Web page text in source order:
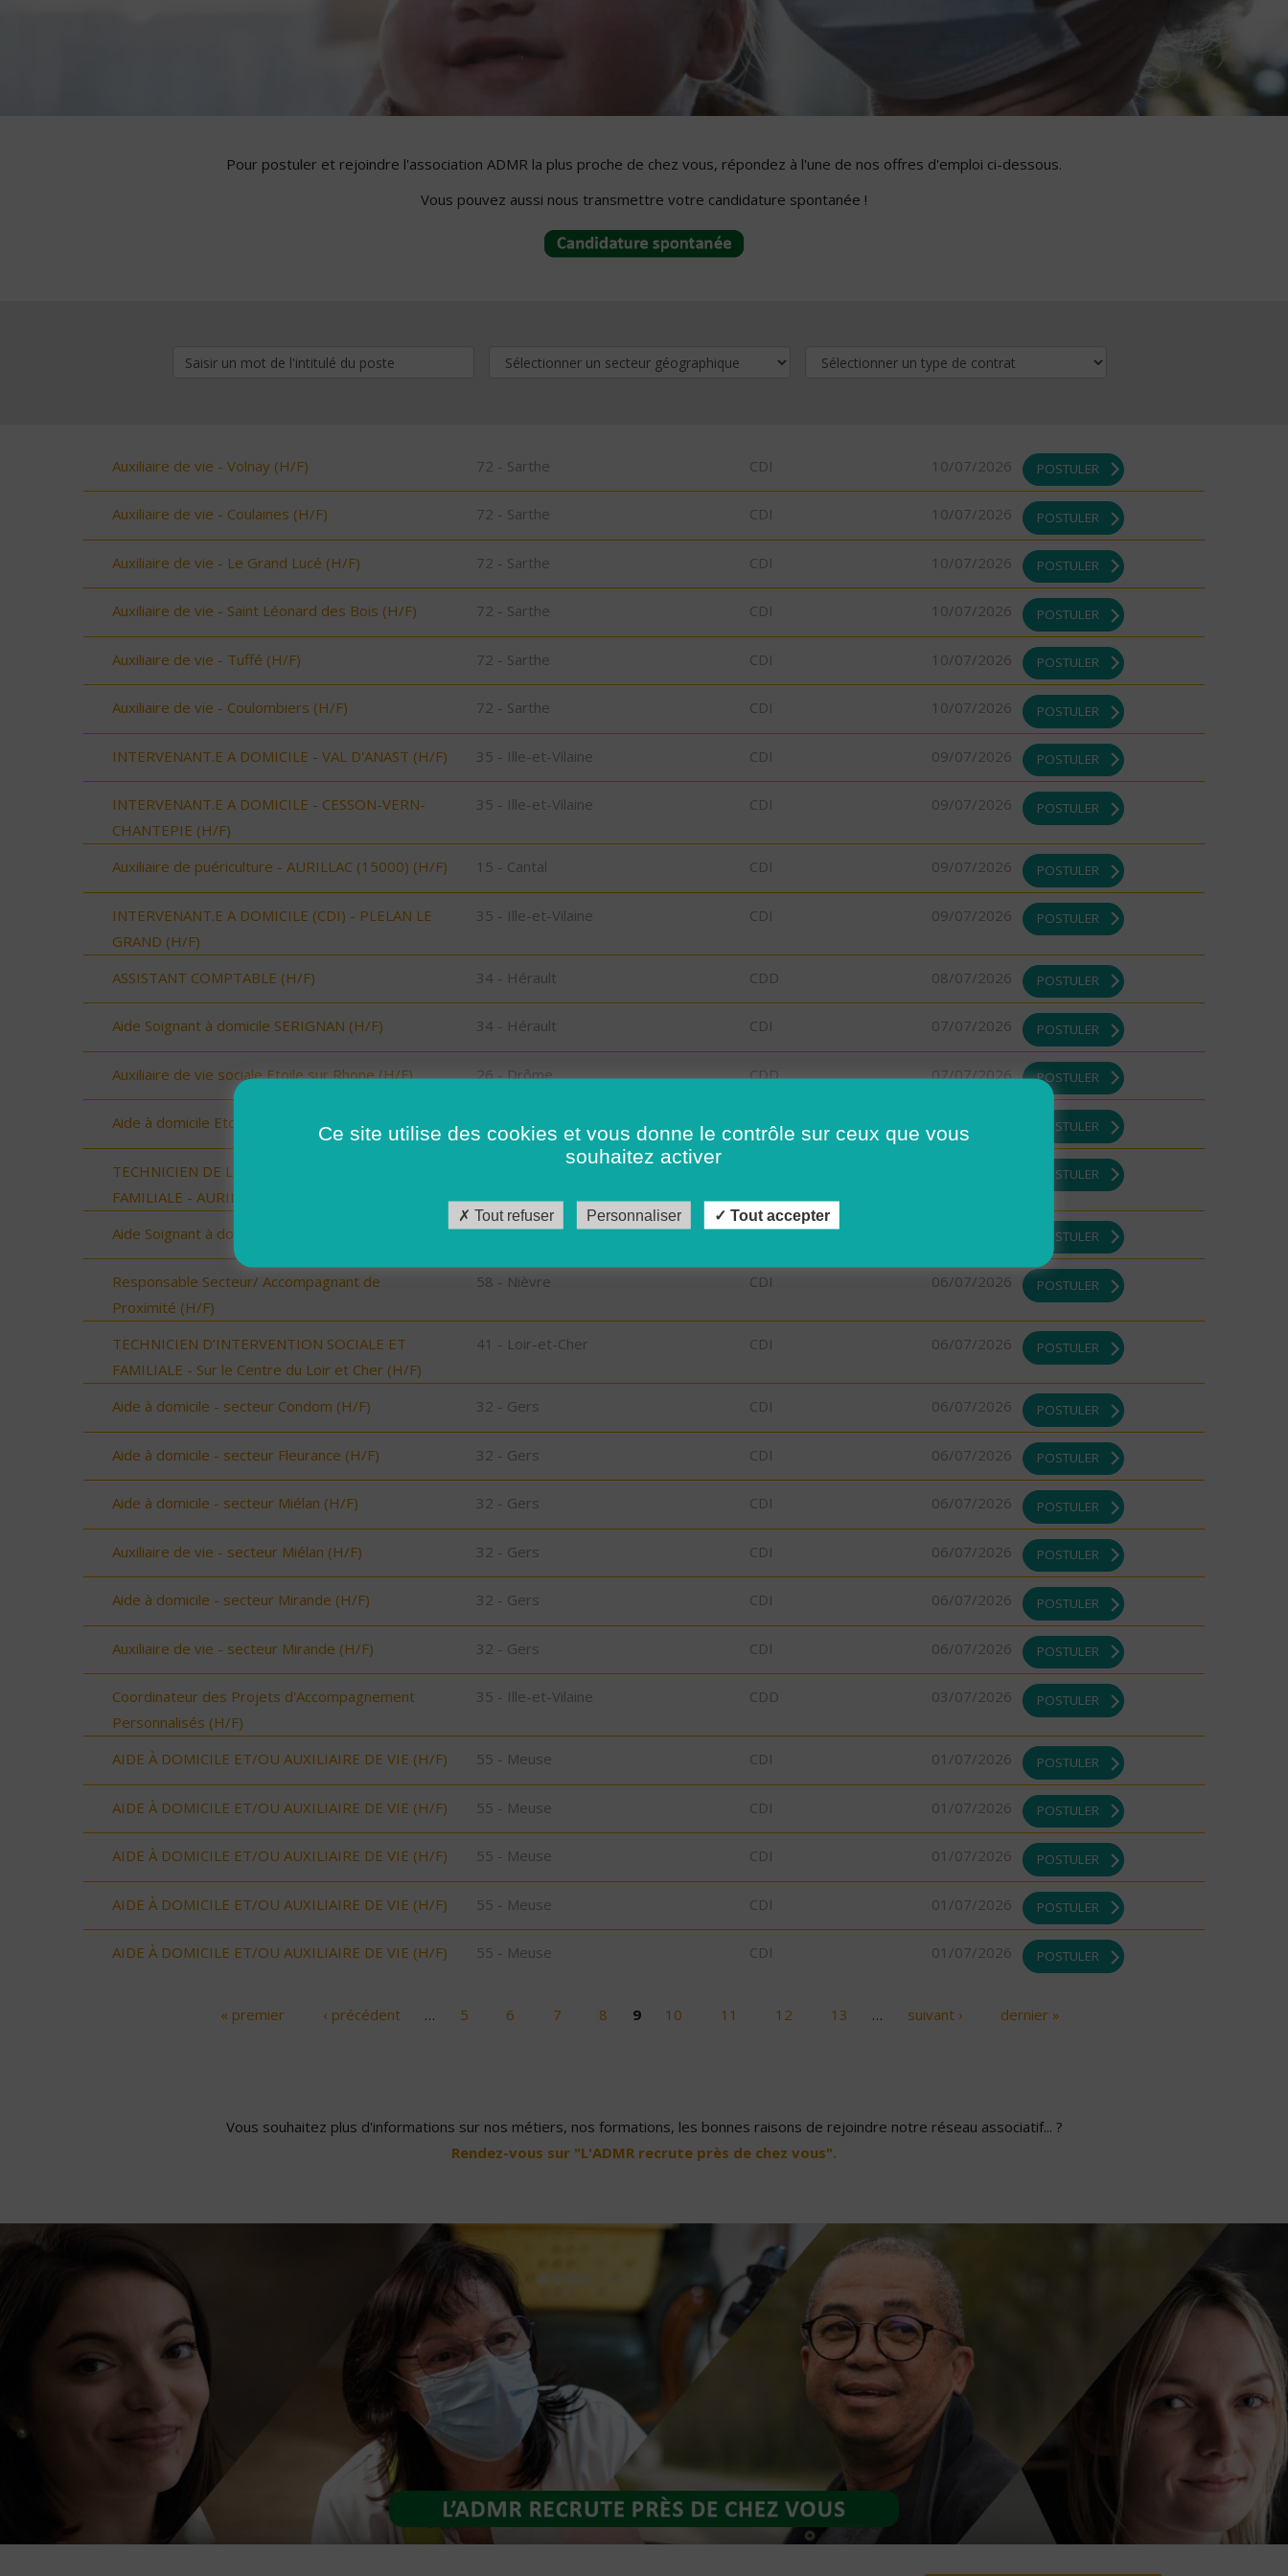
Pour postuler et rejoindre l'association ADMR la plus proche de chez vous, répondez à l'une de nos offres d'emploi ci-dessous.
Vous pouvez aussi nous transmettre votre candidature spontanée !
Auxiliaire de vie - Volnay (H/F) 72 - Sarthe CDI 10/07/2026 POSTULER
Auxiliaire de vie - Coulaines (H/F) 72 - Sarthe CDI 10/07/2026 POSTULER
Auxiliaire de vie - Le Grand Lucé (H/F) 72 - Sarthe CDI 10/07/2026 POSTULER
Auxiliaire de vie - Saint Léonard des Bois (H/F) 72 - Sarthe CDI 10/07/2026 POSTULER
Auxiliaire de vie - Tuffé (H/F) 72 - Sarthe CDI 10/07/2026 POSTULER
Auxiliaire de vie - Coulombiers (H/F) 72 - Sarthe CDI 10/07/2026 POSTULER
INTERVENANT.E A DOMICILE - VAL D'ANAST (H/F) 35 - Ille-et-Vilaine CDI 09/07/2026 POSTULER
INTERVENANT.E A DOMICILE - CESSON-VERN-
CHANTEPIE (H/F)
35 - Ille-et-Vilaine CDI 09/07/2026 POSTULER
Auxiliaire de puériculture - AURILLAC (15000) (H/F) 15 - Cantal CDI 09/07/2026 POSTULER
INTERVENANT.E A DOMICILE (CDI) - PLELAN LE
GRAND (H/F)
35 - Ille-et-Vilaine CDI 09/07/2026 POSTULER
ASSISTANT COMPTABLE (H/F) 34 - Hérault CDD 08/07/2026 POSTULER
Aide Soignant à domicile SERIGNAN (H/F) 34 - Hérault CDI 07/07/2026 POSTULER
Auxiliaire de vie sociale Etoile sur Rhone (H/F) 26 - Drôme CDD 07/07/2026 POSTULER
Aide à domicile Etoile sur Rhône (H/F) 26 - Drôme CDD POSTULER
TECHNICIEN DE L'INTERVENTION SOCIALE ET
FAMILIALE - AURILLAC (15000) (H/F)
POSTULER
Aide Soignant à domicile SERIGNAN (H/F) 34 - Hérault CDD POSTULER
Responsable Secteur/ Accompagnant de
Proximité (H/F)
58 - Nièvre CDI 06/07/2026 POSTULER
TECHNICIEN D’INTERVENTION SOCIALE ET
FAMILIALE - Sur le Centre du Loir et Cher (H/F)
41 - Loir-et-Cher CDI 06/07/2026 POSTULER
Aide à domicile - secteur Condom (H/F) 32 - Gers CDI 06/07/2026 POSTULER
Aide à domicile - secteur Fleurance (H/F) 32 - Gers CDI 06/07/2026 POSTULER
Aide à domicile - secteur Miélan (H/F) 32 - Gers CDI 06/07/2026 POSTULER
Auxiliaire de vie - secteur Miélan (H/F) 32 - Gers CDI 06/07/2026 POSTULER
Aide à domicile - secteur Mirande (H/F) 32 - Gers CDI 06/07/2026 POSTULER
Auxiliaire de vie - secteur Mirande (H/F) 32 - Gers CDI 06/07/2026 POSTULER
Coordinateur des Projets d'Accompagnement
Personnalisés (H/F)
35 - Ille-et-Vilaine CDD 03/07/2026 POSTULER
AIDE À DOMICILE ET/OU AUXILIAIRE DE VIE (H/F) 55 - Meuse CDI 01/07/2026 POSTULER
AIDE À DOMICILE ET/OU AUXILIAIRE DE VIE (H/F) 55 - Meuse CDI 01/07/2026 POSTULER
AIDE À DOMICILE ET/OU AUXILIAIRE DE VIE (H/F) 55 - Meuse CDI 01/07/2026 POSTULER
AIDE À DOMICILE ET/OU AUXILIAIRE DE VIE (H/F) 55 - Meuse CDI 01/07/2026 POSTULER
AIDE À DOMICILE ET/OU AUXILIAIRE DE VIE (H/F) 55 - Meuse CDI 01/07/2026 POSTULER
« premier ‹ précédent … 5 6 7 8 9 10 11 12 13 … suivant › dernier »
Vous souhaitez plus d'informations sur nos métiers, nos formations, les bonnes raisons de rejoindre notre réseau associatif... ?
Rendez-vous sur "L'ADMR recrute près de chez vous".
Ce site utilise des cookies et vous donne le contrôle sur ceux que vous
souhaitez activer
Tout refuser Personnaliser Tout accepter